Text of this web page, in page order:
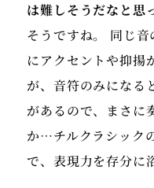
は難しそうだなと思
そうですね。 同じ
にアクセントや抑揚
が、音符のみになる
があるので、まさに
か…チルクラシック
で、表現力を存分に